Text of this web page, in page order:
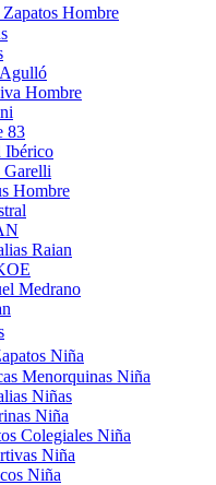
Hombre
Hombre
83
Ibérico
Garelli
Hombre
Raian
Medrano
Niña
Menorquinas Niña
Niñas
Niña
Colegiales Niña
Niña
Niña